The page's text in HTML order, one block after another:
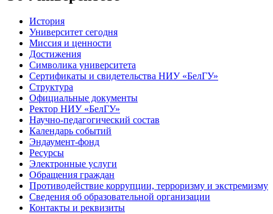
История
Университет сегодня
Миссия и ценности
Достижения
Символика университета
Сертификаты и свидетельства НИУ «БелГУ»
Структура
Официальные документы
Ректор НИУ «БелГУ»
Научно-педагогический состав
Календарь событий
Эндаумент-фонд
Ресурсы
Электронные услуги
Обращения граждан
Противодействие коррупции, терроризму и экстремизму
Сведения об образовательной организации
Контакты и реквизиты